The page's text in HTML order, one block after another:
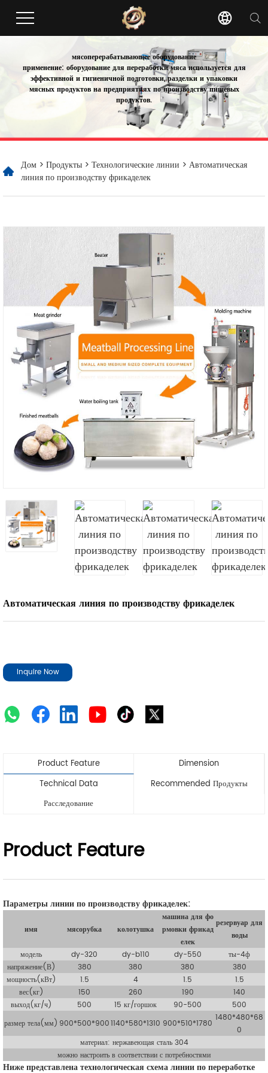
мясоперерабатывающее оборудование
применение: оборудование для переработки мяса используется для
эффективной и гигиеничной подготовки, разделки и упаковки
мясных продуктов на предприятиях по производству пищевых
продуктов.
Дом > Продукты > Технологические линии > Автоматическая
линия по производству фрикаделек
Автоматическая линия по производству фрикаделек
Inquire Now
Product Feature
Dimension
Technical Data
Recommended Продукты
Расследование
Product Feature
Параметры линии по производству фрикаделек:
имя мясорубка колотушка
машина для фо
рмовки фрикад
елек
резервуар для
воды
модель
dy-320 dy-b110 dy-550
ты-4ф
напряжение(В)
380 380 380
380
мощность(кВт)
1.5 4 1.5
1.5
вес(кг)
150 260 190
140
выход(кг/ч) 500 15 кг/горшок 90-500
500
размер тела(мм) 900*500*9001140*580*1310 900*510*1780
1480*480*68
0
материал: нержавеющая сталь 304
можно настроить в соответствии с потребностями
Ниже представлена технологическая схема линии по переработке